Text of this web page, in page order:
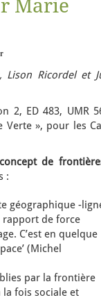
Marie
Lison Ricordel et
2, ED 483, UMR
Verte », pour les
de
:
géographique -
rapport de force
C’est en quelque
(Michel
par la frontière
fois sociale et